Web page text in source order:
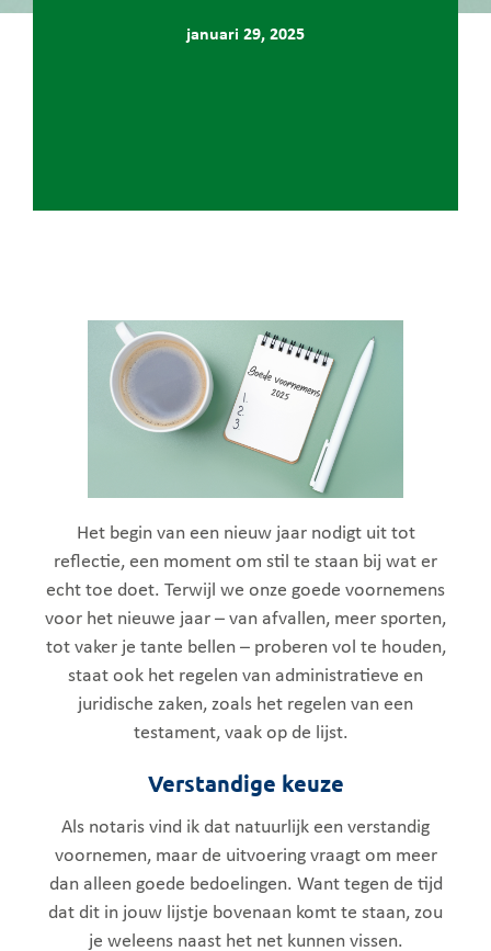
januari 29, 2025
Het begin van een nieuw jaar nodigt uit tot
reflectie, een moment om stil te staan bij wat er
echt toe doet. Terwijl we onze goede voornemens
voor het nieuwe jaar – van afvallen, meer sporten,
tot vaker je tante bellen – proberen vol te houden,
staat ook het regelen van administratieve en
juridische zaken, zoals het regelen van een
testament, vaak op de lijst.
Verstandige keuze
Als notaris vind ik dat natuurlijk een verstandig
voornemen, maar de uitvoering vraagt om meer
dan alleen goede bedoelingen. Want tegen de tijd
dat dit in jouw lijstje bovenaan komt te staan, zou
je weleens naast het net kunnen vissen.